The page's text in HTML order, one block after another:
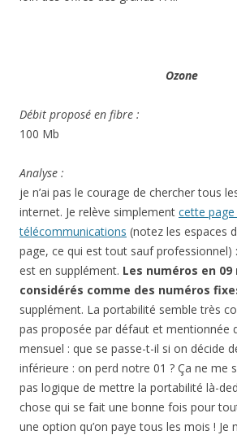
Ozone
Débit proposé en fibre :
100 Mb
Analyse :
je n’ai pas le courage de chercher tous
internet. Je relève simplement cette
télécommunications (notez les espaces
page, ce qui est tout sauf professionnel)
est en supplément. Les numéros en
considérés comme des numéros
supplément. La portabilité semble très
pas proposée par défaut et mentionnée
mensuel : que se passe-t-il si on décide
inférieure : on perd notre 01 ? Ça ne me
pas logique de mettre la portabilité là-
chose qui se fait une bonne fois pour
une option qu’on paye tous les mois ! Je